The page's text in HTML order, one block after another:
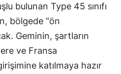
bulunan Type 45 sınıfı
bölgede “ön
Geminin, şartların
ve Fransa
katılmaya hazır